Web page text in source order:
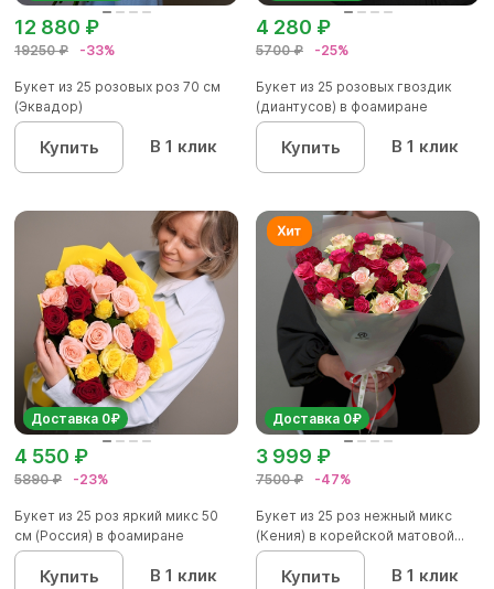
19250 ₽ -33%
12 880 ₽
Букет из 25 розовых роз 70 см
(Эквадор)
Купить В 1 клик
5700 ₽ -25%
4 280 ₽
Букет из 25 розовых гвоздик
(диантусов) в фоамиране
Купить В 1 клик
Доставка 0₽
5890 ₽ -23%
4 550 ₽
Букет из 25 роз яркий микс 50
см (Россия) в фоамиране
Купить В 1 клик
Доставка 0₽
7500 ₽ -47%
3 999 ₽
Букет из 25 роз нежный микс
(Кения) в корейской матовой...
Купить В 1 клик